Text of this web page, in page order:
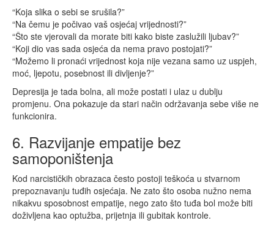
“Koja slika o sebi se srušila?”
“Na čemu je počivao vaš osjećaj vrijednosti?”
“Što ste vjerovali da morate biti kako biste zaslužili ljubav?”
“Koji dio vas sada osjeća da nema pravo postojati?”
“Možemo li pronaći vrijednost koja nije vezana samo uz uspjeh,
moć, ljepotu, posebnost ili divljenje?”
Depresija je tada bolna, ali može postati i ulaz u dublju
promjenu. Ona pokazuje da stari način održavanja sebe više ne
funkcionira.
6. Razvijanje empatije bez
samoponištenja
Kod narcističkih obrazaca često postoji teškoća u stvarnom
prepoznavanju tuđih osjećaja. Ne zato što osoba nužno nema
nikakvu sposobnost empatije, nego zato što tuđa bol može biti
doživljena kao optužba, prijetnja ili gubitak kontrole.